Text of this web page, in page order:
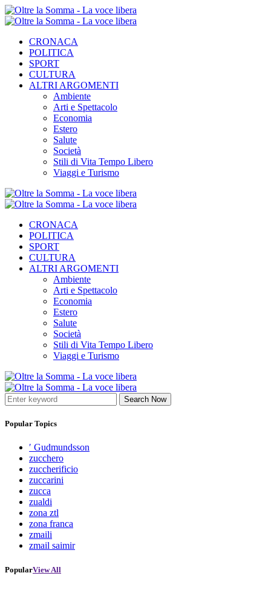
CRONACA
POLITICA
SPORT
CULTURA
ALTRI ARGOMENTI
Ambiente
Arti e Spettacolo
Economia
Estero
Salute
Società
Stili di Vita Tempo Libero
Viaggi e Turismo
CRONACA
POLITICA
SPORT
CULTURA
ALTRI ARGOMENTI
Ambiente
Arti e Spettacolo
Economia
Estero
Salute
Società
Stili di Vita Tempo Libero
Viaggi e Turismo
Search Now
Popular Topics
′ Gudmundsson
zucchero
zuccherificio
zuccarini
zucca
zualdi
zona ztl
zona franca
zmaili
zmail saimir
PopularView All